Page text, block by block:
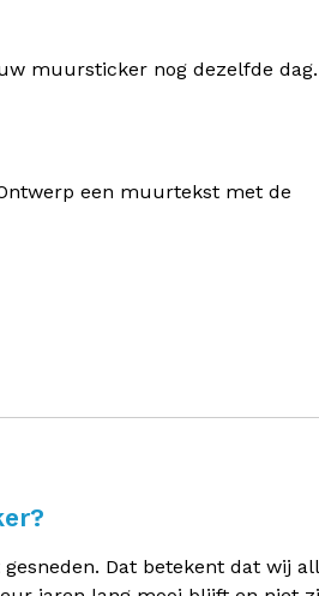
muursticker nog dezelfde dag.
een muurtekst met de
Dat betekent dat wij